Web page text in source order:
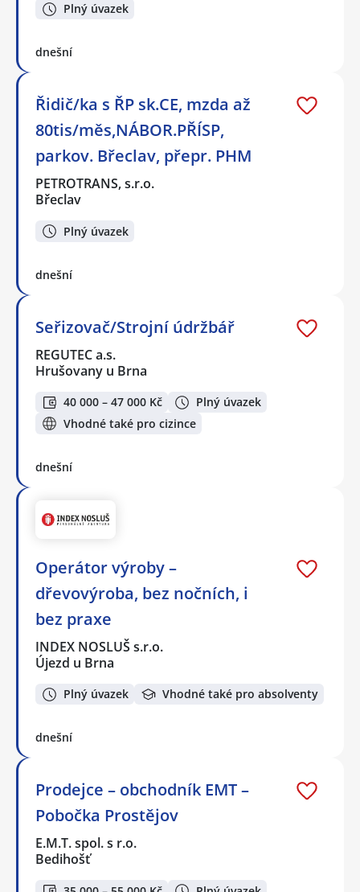
Plný úvazek
dnešní
Řidič/ka s ŘP sk.CE, mzda až
80tis/měs,NÁBOR.PŘÍSP,
parkov. Břeclav, přepr. PHM
PETROTRANS, s.r.o.
Břeclav
Plný úvazek
dnešní
Seřizovač/Strojní údržbář
REGUTEC a.s.
Hrušovany u Brna
40 000 – 47 000 Kč
Plný úvazek
Vhodné také pro cizince
dnešní
Operátor výroby –
dřevovýroba, bez nočních, i
bez praxe
INDEX NOSLUŠ s.r.o.
Újezd u Brna
Plný úvazek Vhodné také pro absolventy
dnešní
Prodejce – obchodník EMT –
Pobočka Prostějov
E.M.T. spol. s r.o.
Bedihošť